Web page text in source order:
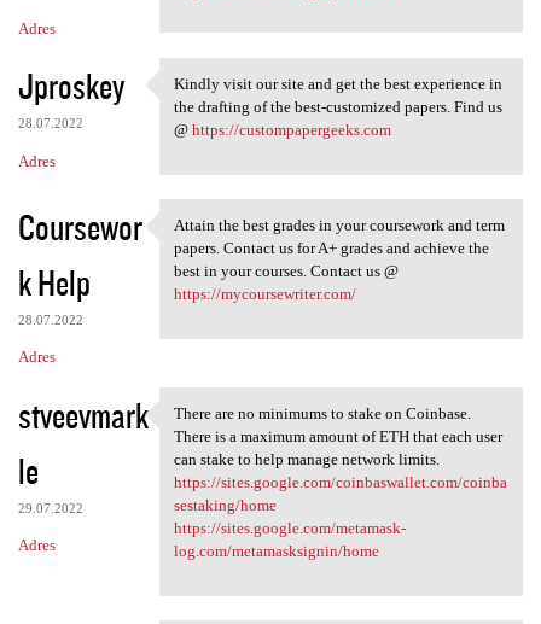
Adres
Jproskey
28.07.2022
Adres
Kindly visit our site and get
Kindly visit our site and get the best experience in
the drafting of the best-customized papers. Find us
@ https://custompapergeeks.com
Coursewor
k Help
28.07.2022
Adres
Attain the best grades in
Attain the best grades in your coursework and term
papers. Contact us for A+ grades and achieve the
best in your courses. Contact us @
https://mycoursewriter.com/
stveevmark
le
29.07.2022
Adres
There are no minimums to
There are no minimums to stake on Coinbase.
There is a maximum amount of ETH that each user
can stake to help manage network limits.
https://sites.google.com/coinbaswallet.com/coinba
sestaking/home
https://sites.google.com/metamask-
log.com/metamasksignin/home